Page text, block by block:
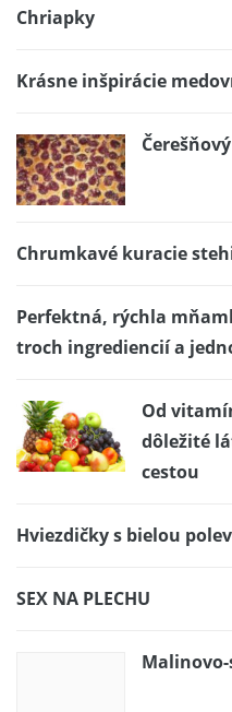
Chriapky
Krásne inšpirácie
Chrumkavé kuracie
Perfektná, rýchla
troch ingrediencií a
Od
dôležité
cestou
Hviezdičky s bielou
SEX NA PLECHU